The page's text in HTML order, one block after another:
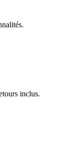
inclus.